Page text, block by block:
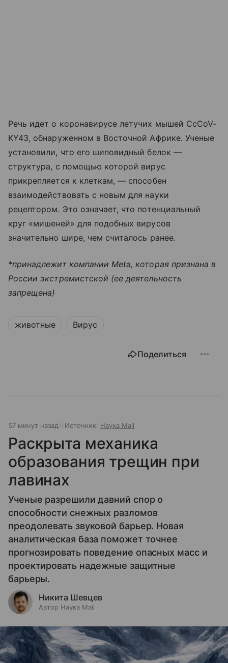
Речь идет о коронавирусе летучих мышей CcCoV-
KY43, обнаруженном в Восточной Африке. Ученые
установили, что его шиповидный белок —
структура, с помощью которой вирус
прикрепляется к клеткам, — способен
взаимодействовать с новым для науки
рецептором. Это означает, что потенциальный
круг «мишеней» для подобных вирусов
значительно шире, чем считалось ранее.
*принадлежит компании Meta, которая признана в
России экстремистской (ее деятельность
запрещена)
животные Вирус
Поделиться
57 минут назад Источник: Наука Mail
Раскрыта механика
образования трещин при
лавинах
Ученые разрешили давний спор о
способности снежных разломов
преодолевать звуковой барьер. Новая
аналитическая база поможет точнее
прогнозировать поведение опасных масс и
проектировать надежные защитные
барьеры.
Никита Шевцев
Автор Наука Mail